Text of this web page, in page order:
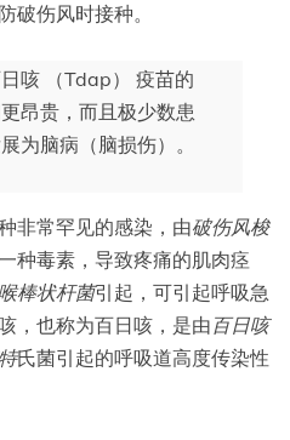
破伤风时接种。
咳 （Tdap） 疫苗的
昂贵，而且极少数患
为脑病（脑损伤）。
非常罕见的感染，由破伤风梭
种毒素，导致疼痛的肌肉痉
棒状杆菌引起，可引起呼吸急
，也称为百日咳，是由 百日咳
氏菌引起的呼吸道高度传染性